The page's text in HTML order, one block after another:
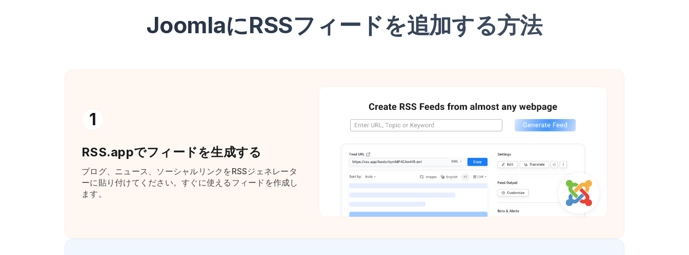
JoomlaにRSSフィードを追加する方法
1
RSS.appでフィードを生成する
ブログ、ニュース、ソーシャルリンクをRSSジェネレータ
ーに貼り付けてください。すぐに使えるフィードを作成し
ます。